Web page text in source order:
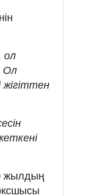
ол
Ол
жігіттен
жылдың